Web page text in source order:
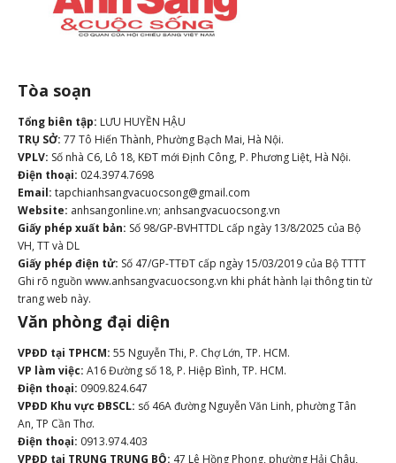
Tòa soạn
Tổng biên tập: LƯU HUYỀN HẬU
TRỤ SỞ: 77 Tô Hiến Thành, Phường Bạch Mai, Hà Nội.
VPLV: Số nhà C6, Lô 18, KĐT mới Định Công, P. Phương Liệt, Hà Nội.
Điện thoại: 024.3974.7698
Email: tapchianhsangvacuocsong@gmail.com
Website: anhsangonline.vn; anhsangvacuocsong.vn
Giấy phép xuất bản: Số 98/GP-BVHTTDL cấp ngày 13/8/2025 của Bộ
VH, TT và DL
Giấy phép điện tử: Số 47/GP-TTĐT cấp ngày 15/03/2019 của Bộ TTTT
Ghi rõ nguồn www.anhsangvacuocsong.vn khi phát hành lại thông tin từ
trang web này.
Văn phòng đại diện
VPĐD tại TPHCM: 55 Nguyễn Thi, P. Chợ Lớn, TP. HCM.
VP làm việc: A16 Đường số 18, P. Hiệp Bình, TP. HCM.
Điện thoại: 0909.824.647
VPĐD Khu vực ĐBSCL: số 46A đường Nguyễn Văn Linh, phường Tân
An, TP Cần Thơ.
Điện thoại: 0913.974.403
VPĐD tại TRUNG TRUNG BỘ: 47 Lê Hồng Phong, phường Hải Châu,